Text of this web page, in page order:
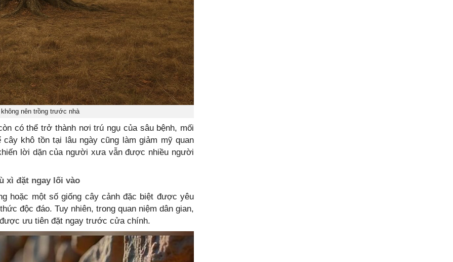
nên trồng trước nhà
có thể trở thành nơi trú ngụ của sâu bệnh, mối
khô tồn tại lâu ngày cũng làm giảm mỹ quan
lời dặn của người xưa vẫn được nhiều người
xì đặt ngay lối vào
hoặc một số giống cây cảnh đặc biệt được yêu
độc đáo. Tuy nhiên, trong quan niệm dân gian,
ưu tiên đặt ngay trước cửa chính.